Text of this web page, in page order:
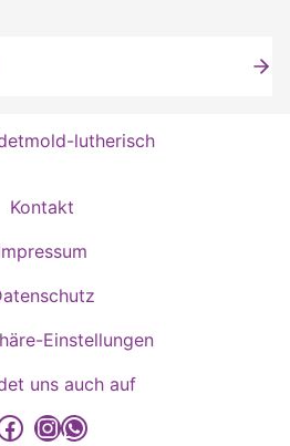
Kontakt
Einstellungen
uns auch auf
lutherisch auf Facebook
detmold-lutherisch auf Instagram
detmold-lutherisch auf WhatsApp